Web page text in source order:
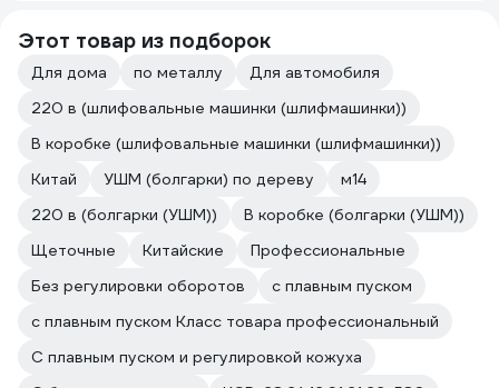
Этот товар из подборок
Для дома по металлу
Для автомобиля
220 в (шлифовальные машинки (шлифмашинки))
В коробке (шлифовальные машинки (шлифмашинки))
Китай
УШМ (болгарки) по дереву
м14
220 в (болгарки (УШМ))
В коробке (болгарки (УШМ))
Щеточные
Китайские
Профессиональные
Без регулировки оборотов
с плавным пуском
с плавным пуском Класс товара профессиональный
С плавным пуском и регулировкой кожуха